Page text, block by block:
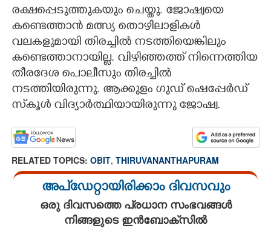
രക്ഷപ്പെടുത്തുകയും ചെയ്തു. ജോഷ്വയെ
കണ്ടെത്താൻ മത്സ്യ തൊഴിലാളികൾ
വലകളുമായി തിരച്ചിൽ നടത്തിയെങ്കിലും
കണ്ടെത്താനായില്ല. വിഴിഞ്ഞത്ത് നിന്നെത്തിയ
തീരദേശ പൊലീസും തിരച്ചിൽ
നടത്തിയിരുന്നു. ആക്കുളം ഗുഡ് ഷെപ്പേർഡ്
സ്‌കൂൾ വിദ്യാർത്ഥിയായിരുന്നു ജോഷ്വ.
RELATED TOPICS: OBIT, THIRUVANANTHAPURAM
അപ്ഡേറ്റായിരിക്കാം ദിവസവും
ഒരു ദിവസത്തെ പ്രധാന സംഭവങ്ങൾ
നിങ്ങളുടെ ഇൻബോക്സിൽ